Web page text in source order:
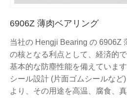
6906Z 薄肉ベアリング
当社の Hengji Bearing の 6906Z
の核となる利点として、経済的
基本的な防塵性能を備えていま
シール設計 (片面ゴムシールなど
より、その用途を高温、腐食、